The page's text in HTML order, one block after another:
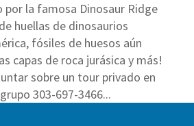
por la famosa Dinosaur Ridge
huellas de dinosaurios
fósiles de huesos aún
capas de roca jurásica y más!
sobre un tour privado en
303-697-3466...